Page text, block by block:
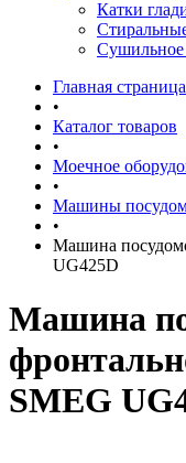
Катки
Сушильное
Главная страница
•
Каталог товаров
•
Моечное
•
Машины
•
Машина
UG425D
Машина
SMEG